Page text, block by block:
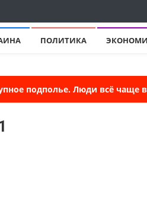
ПОЛИТИКА
подполье. Люди всё